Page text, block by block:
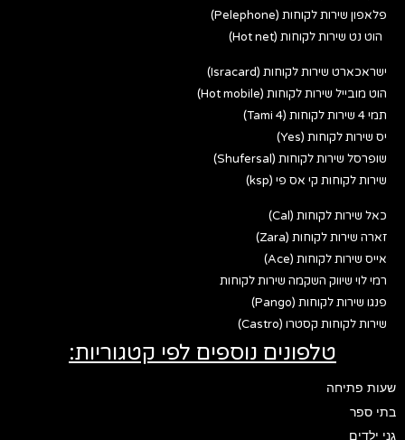
פלאפון שירות לקוחות (Pelephone)
הוט נט שירות לקוחות (Hot net)
ישראכארט שירות לקוחות (Isracard)
הוט מובייל שירות לקוחות (Hot mobile)
תמי 4 שירות לקוחות (Tami 4)
יס שירות לקוחות (Yes)
שופרסל שירות לקוחות (Shufersal)
שירות לקוחות קי אס פי (ksp)
כאל שירות לקוחות (Cal)
זארה שירות לקוחות (Zara)
אייס שירות לקוחות (Ace)
רמי לוי שיווק השקמה שירות לקוחות
פנגו שירות לקוחות (Pango)
שירות לקוחות קסטרו (Castro)
טלפונים נוספים לפי קטגוריות:
שעות פתיחה
בתי ספר
גני ילדים